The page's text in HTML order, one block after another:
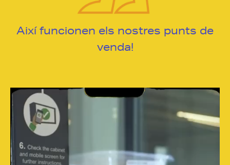
Així funcionen els nostres punts de
venda!